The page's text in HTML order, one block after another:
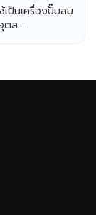
เป็นเครื่องปั๊มลม
ตส...